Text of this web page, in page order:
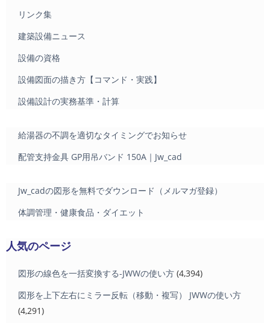
リンク集
建築設備ニュース
設備の資格
設備図面の描き方【コマンド・実践】
設備設計の実務基準・計算
給湯器の不調を適切なタイミングでお知らせ
配管支持金具 GP用吊バンド 150A｜Jw_cad
Jw_cadの図形を無料でダウンロード（メルマガ登録）
体調管理・健康食品・ダイエット
人気のページ
図形の線色を一括変換する-JWWの使い方 (4,394)
図形を上下左右にミラー反転（移動・複写） JWWの使い方
(4,291)